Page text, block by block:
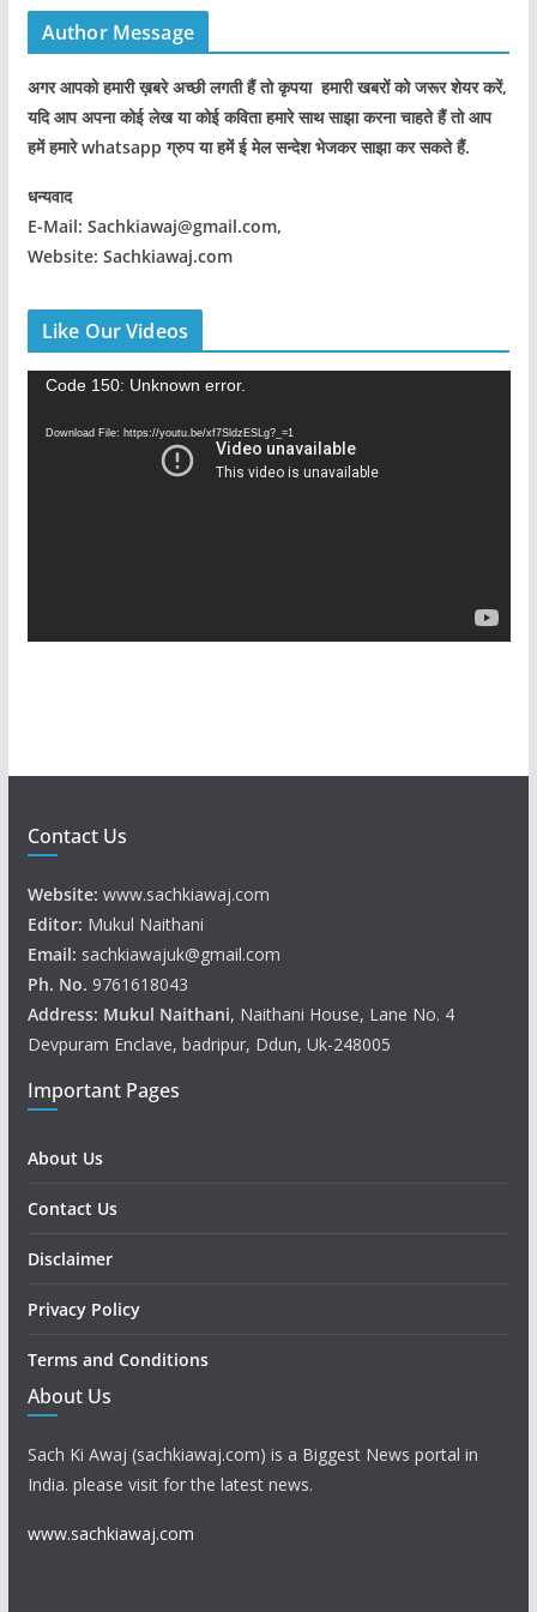
Author Message
अगर आपको हमारी ख़बरे अच्छी लगती हैं तो कृपया हमारी खबरों को जरूर शेयर करें,
यदि आप अपना कोई लेख या कोई कविता हमारे साथ साझा करना चाहते हैं तो आप
हमें हमारे whatsapp ग्रुप या हमें ई मेल सन्देश भेजकर साझा कर सकते हैं.
धन्यवाद
E-Mail: Sachkiawaj@gmail.com,
Website: Sachkiawaj.com
Like Our Videos
Code 150: Unknown error.
Download File: https://youtu.be/xf7SldzESLg?_=1
Contact Us
Website: www.sachkiawaj.com
Editor: Mukul Naithani
Email: sachkiawajuk@gmail.com
Ph. No. 9761618043
Address: Mukul Naithani, Naithani House, Lane No. 4
Devpuram Enclave, badripur, Ddun, Uk-248005
Important Pages
About Us
Contact Us
Disclaimer
Privacy Policy
Terms and Conditions
About Us
Sach Ki Awaj (sachkiawaj.com) is a Biggest News portal in
India. please visit for the latest news.
www.sachkiawaj.com